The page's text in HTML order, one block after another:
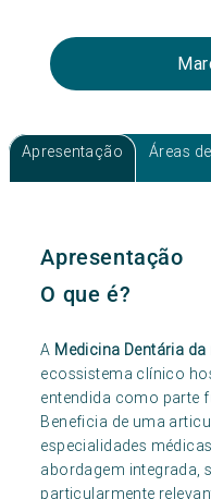
Apresentação Áreas
Apresentação
O que é?
A Medicina Dentária
ecossistema clínico
entendida como parte
Beneficia de uma
especialidades
abordagem integrada,
particularmente